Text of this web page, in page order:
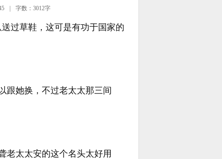
字数：3012字
过草鞋，这可是有功于国家的
跟她换，不过老太太那三间
老太太安的这个名头太好用